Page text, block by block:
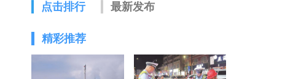
点击排行 最新发布
精彩推荐